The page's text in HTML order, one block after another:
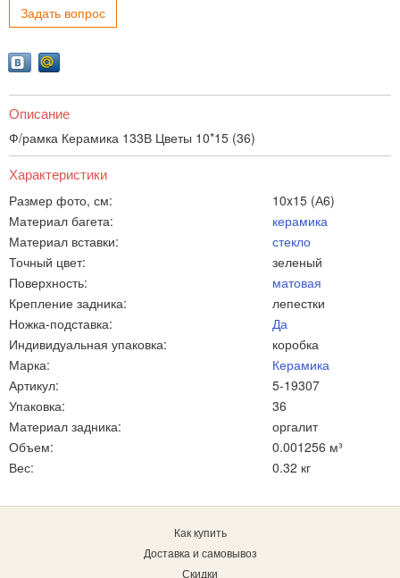
Задать вопрос
Описание
Ф/рамка Керамика 133В Цветы 10*15 (36)
Характеристики
Размер фото, см:
10x15 (А6)
Материал багета:
керамика
Материал вставки:
стекло
Точный цвет:
зеленый
Поверхность:
матовая
Крепление задника:
лепестки
Ножка-подставка:
Да
Индивидуальная упаковка:
коробка
Марка:
Керамика
Артикул:
5-19307
Упаковка:
36
Материал задника:
оргалит
Объем:
0.001256 м³
Вес:
0.32 кг
Как купить
Доставка и самовывоз
Скидки